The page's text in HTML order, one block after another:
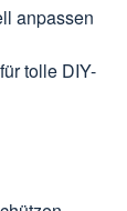
anpassen
tolle DIY-